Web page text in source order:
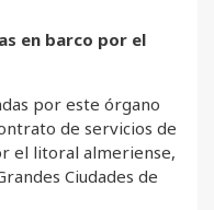
en barco por el
por este órgano
de servicios de
el litoral almeriense,
Ciudades de